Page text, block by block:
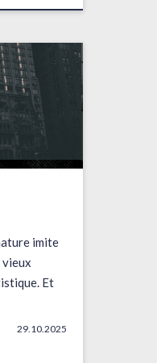
imite
vieux
Et
29.10.2025